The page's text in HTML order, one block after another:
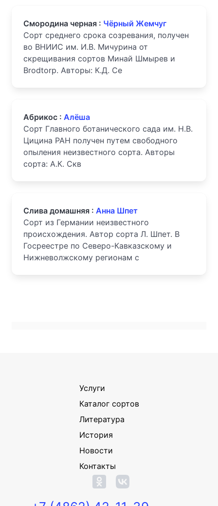
Смородина черная : Чёрный Жемчуг
Сорт среднего срока созревания, получен
во ВНИИС им. И.В. Мичурина от
скрещивания сортов Минай Шмырев и
Brodtorp. Авторы: К.Д. Се
Абрикос : Алёша
Сорт Главного ботанического сада им. Н.В.
Цицина РАН получен путем свободного
опыления неизвестного сорта. Авторы
сорта: А.К. Скв
Слива домашняя : Анна Шпет
Сорт из Германии неизвестного
происхождения. Автор сорта Л. Шпет. В
Госреестре по Северо-Кавказскому и
Нижневолжскому регионам с
Услуги
Каталог сортов
Литература
История
Новости
Контакты